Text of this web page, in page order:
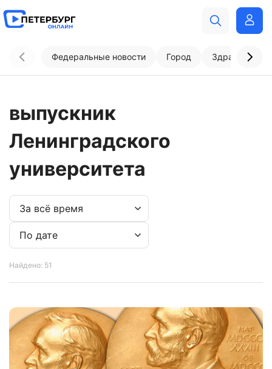
Федеральные новости Город
выпускник
Ленинградского
университета
Найдено: 51